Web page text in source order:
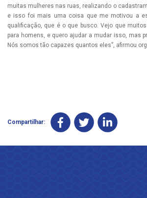
muitas mulheres nas ruas, realizando o
e isso foi mais uma coisa que me motivou a
qualificação, que é o que busco. Vejo que
para homens, e quero ajudar a mudar isso, mas
Nós somos tão capazes quantos eles”, afirmou
Compartilhar: